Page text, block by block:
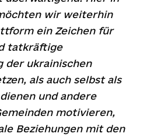
wir weiterhin
ein Zeichen für
tatkräftige
der ukrainischen
als auch selbst als
und andere
motivieren,
Beziehungen mit den